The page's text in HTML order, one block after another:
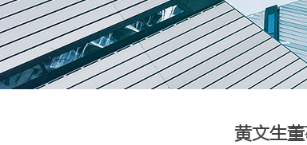
黄文生